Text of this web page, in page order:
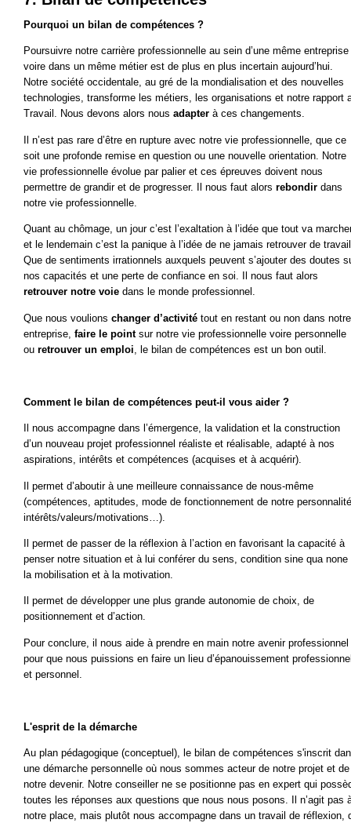
Pourquoi un bilan de compétences ?
Poursuivre notre carrière professionnelle au sein d’une même entreprise
voire dans un même métier est de plus en plus incertain aujourd’hui.
Notre société occidentale, au gré de la mondialisation et des nouvelles
technologies, transforme les métiers, les organisations et notre rapport
Travail. Nous devons alors nous adapter à ces changements.
Il n’est pas rare d’être en rupture avec notre vie professionnelle, que ce
soit une profonde remise en question ou une nouvelle orientation. Notre
vie professionnelle évolue par palier et ces épreuves doivent nous
permettre de grandir et de progresser. Il nous faut alors rebondir dans
notre vie professionnelle.
Quant au chômage, un jour c’est l’exaltation à l’idée que tout va
et le lendemain c’est la panique à l’idée de ne jamais retrouver de
Que de sentiments irrationnels auxquels peuvent s’ajouter des doutes
nos capacités et une perte de confiance en soi. Il nous faut alors
retrouver notre voie dans le monde professionnel.
Que nous voulions changer d’activité tout en restant ou non dans notre
entreprise, faire le pointsur notre vie professionnelle voire personnelle
ou retrouver un emploi , le bilan de compétences est un bon outil.
Comment le bilan de compétences peut-il vous aider ?
Il nous accompagne dans l’émergence, la validation et la construction
d’un nouveau projet professionnel réaliste et réalisable, adapté à nos
aspirations, intérêts et compétences (acquises et à acquérir).
Il permet d’aboutir à une meilleure connaissance de nous-même
(compétences, aptitudes, mode de fonctionnement de notre
intérêts/valeurs/motivations…).
Il permet de passer de la réflexion à l’action en favorisant la capacité à
penser notre situation et à lui conférer du sens, condition sine qua none
la mobilisation et à la motivation.
Il permet de développer une plus grande autonomie de choix, de
positionnement et d’action.
Pour conclure, il nous aide à prendre en main notre avenir professionnel
pour que nous puissions en faire un lieu d’épanouissement
et personnel.
L'esprit de la démarche
Au plan pédagogique (conceptuel), le bilan de compétences s'inscrit
une démarche personnelle où nous sommes acteur de notre projet et de
notre devenir. Notre conseiller ne se positionne pas en expert qui
toutes les réponses aux questions que nous nous posons. Il n’agit pas
notre place, mais plutôt nous accompagne dans un travail de réflexion,